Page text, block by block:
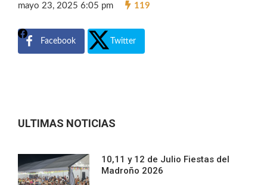
mayo 23, 2025 6:05 pm 119
Facebook Twitter
ULTIMAS NOTICIAS
10,11 y 12 de Julio Fiestas del
Madroño 2026